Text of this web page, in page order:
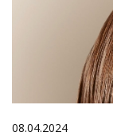
08.04.2024